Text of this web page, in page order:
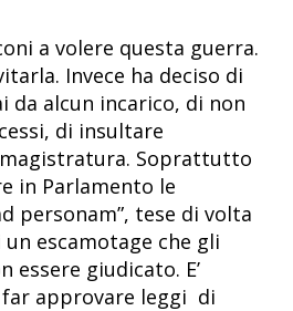
a volere questa guerra.
Invece ha deciso di
da alcun incarico, di non
di insultare
Soprattutto
in Parlamento le
personam”, tese di volta
escamotage che gli
essere giudicato. E’
approvare leggi di